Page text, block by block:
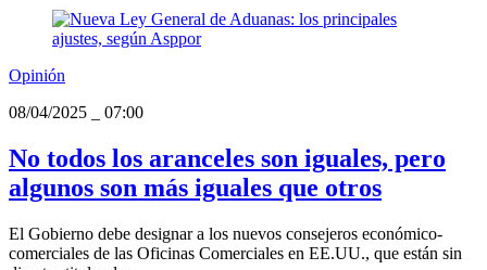
Opinión
08/04/2025
07:00
No todos los aranceles son iguales, pero
algunos son más iguales que otros
El Gobierno debe designar a los nuevos consejeros económico-
comerciales de las Oficinas Comerciales en EE.UU., que están sin